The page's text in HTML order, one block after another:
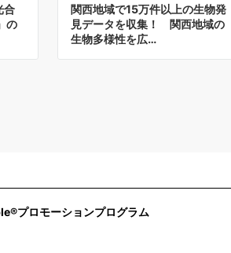
合
の
関西地域で15万件以上の生物発
見データを収集！ 関西地域の
生物多様性を広…
プロモーションプログラム